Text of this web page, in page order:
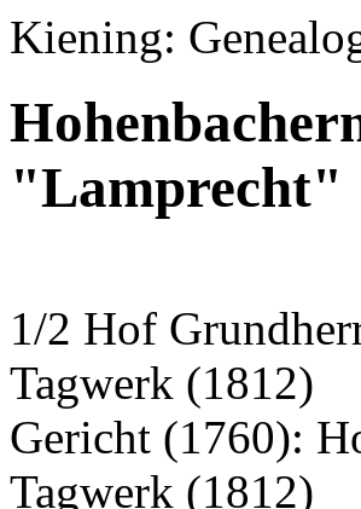
Kiening:
"Lamprecht"
1/2 Hof
Tagwerk (1812)
Gericht (1760):
Tagwerk (1812)